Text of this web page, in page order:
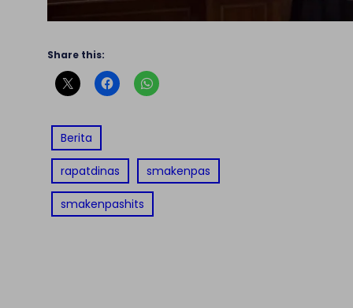
Share this:
Berita
rapatdinas smakenpas
smakenpashits